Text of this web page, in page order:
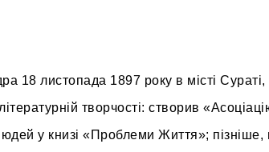
18 листопада 1897 року в місті Сураті,
творчості: створив
у книзі «Проблеми Життя»;